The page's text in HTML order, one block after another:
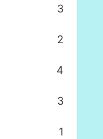
3
2
4
3
1